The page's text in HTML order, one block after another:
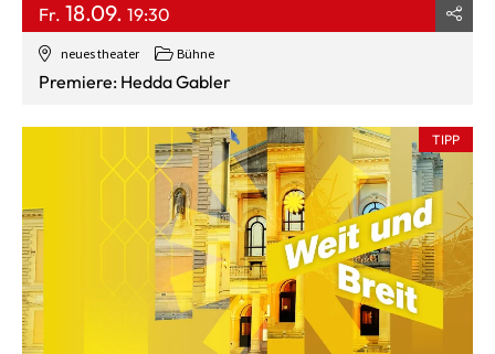
neues theater Bühne
Fr. 18.09. 19:30
Premiere: Hedda Gabler
TIPP